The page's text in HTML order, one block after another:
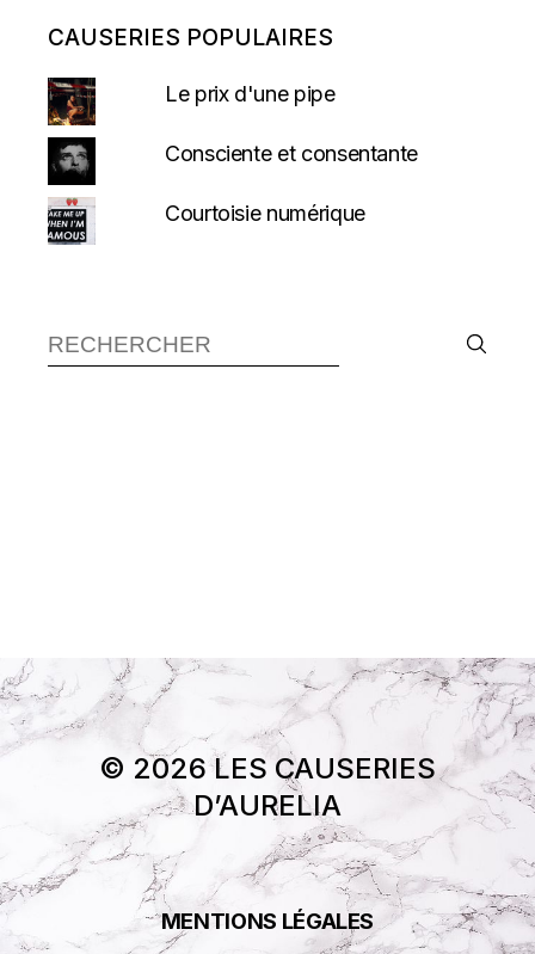
CAUSERIES POPULAIRES
Le prix d'une pipe
Consciente et consentante
Courtoisie numérique
© 2026 LES CAUSERIES
D’AURELIA
MENTIONS LÉGALES